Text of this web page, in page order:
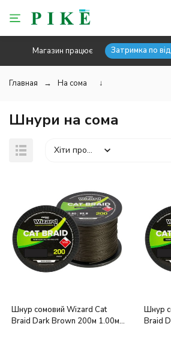
Магазин працює Затримка по
Главная На сома ↓
Шнури на сома
Хіти продажів
Шнур сомовий Wizard Cat
Braid Dark Brown 200м 1.00мм
Шнур
Braid